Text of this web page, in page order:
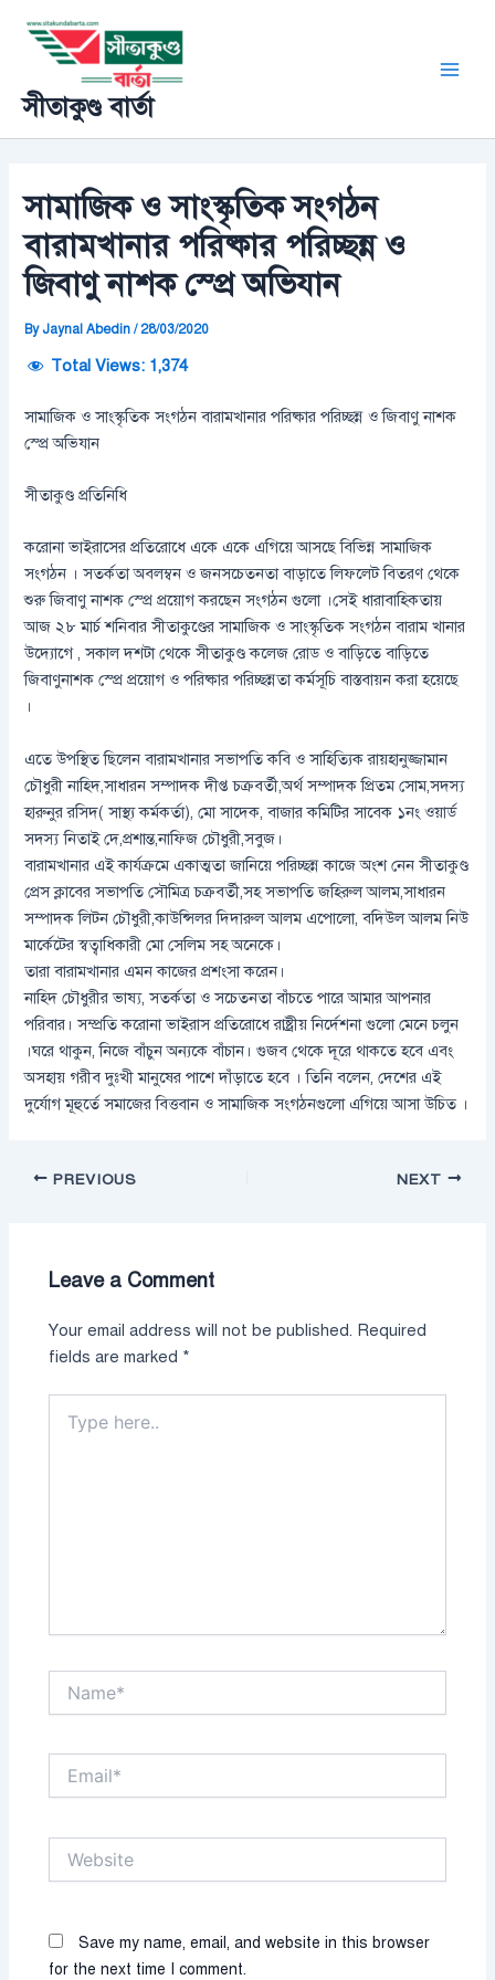
content
সীতাকুণ্ড বার্তা
সামাজিক ও সাংস্কৃতিক সংগঠন
বারামখানার পরিষ্কার পরিচ্ছন্ন ও
জিবাণু নাশক স্প্রে অভিযান
By Jaynal Abedin/ 28/03/2020
Total Views: 1,374
সামাজিক ও সাংস্কৃতিক সংগঠন বারামখানার পরিষ্কার পরিচ্ছন্ন ও জিবাণু নাশক
স্প্রে অভিযান
সীতাকুণ্ড প্রতিনিধি
করোনা ভাইরাসের প্রতিরোধে একে একে এগিয়ে আসছে বিভিন্ন সামাজিক
সংগঠন । সতর্কতা অবলম্বন ও জনসচেতনতা বাড়াতে লিফলেট বিতরণ থেকে
শুরু জিবাণু নাশক স্প্রে প্রয়োগ করছেন সংগঠন গুলো ।সেই ধারাবাহিকতায়
আজ ২৮ মার্চ শনিবার সীতাকুণ্ডের সামাজিক ও সাংস্কৃতিক সংগঠন বারাম খানার
উদ্যোগে , সকাল দশটা থেকে সীতাকুণ্ড কলেজ রোড ও বাড়িতে বাড়িতে
জিবাণুনাশক স্প্রে প্রয়োগ ও পরিষ্কার পরিচ্ছন্নতা কর্মসূচি বাস্তবায়ন করা হয়েছে
।
এতে উপস্থিত ছিলেন বারামখানার সভাপতি কবি ও সাহিত্যিক রায়হানুজ্জামান
চৌধুরী নাহিদ,সাধারন সম্পাদক দীপ্ত চক্রবর্তী,অর্থ সম্পাদক প্রিতম সোম,সদস্য
হারুনুর রসিদ( সাস্থ্য কর্মকর্তা), মো সাদেক, বাজার কমিটির সাবেক ১নং ওয়ার্ড
সদস্য নিতাই দে,প্রশান্ত,নাফিজ চৌধুরী,সবুজ।
বারামখানার এই কার্যক্রমে একাত্মতা জানিয়ে পরিচ্ছন্ন কাজে অংশ নেন সীতাকুণ্ড
প্রেস ক্লাবের সভাপতি সৌমিত্র চক্রবর্তী,সহ সভাপতি জহিরুল আলম,সাধারন
সম্পাদক লিটন চৌধুরী,কাউন্সিলর দিদারুল আলম এপোলো, বদিউল আলম নিউ
মার্কেটের স্বত্বাধিকারী মো সেলিম সহ অনেকে।
তারা বারামখানার এমন কাজের প্রশংসা করেন।
নাহিদ চৌধুরীর ভাষ্য, সতর্কতা ও সচেতনতা বাঁচতে পারে আমার আপনার
পরিবার। সম্প্রতি করোনা ভাইরাস প্রতিরোধে রাষ্ট্রীয় নির্দেশনা গুলো মেনে চলুন
।ঘরে থাকুন, নিজে বাঁচুন অন্যকে বাঁচান। গুজব থেকে দূরে থাকতে হবে এবং
অসহায় গরীব দুঃখী মানুষের পাশে দাঁড়াতে হবে । তিনি বলেন, দেশের এই
দুর্যোগ মূহুর্তে সমাজের বিত্তবান ও সামাজিক সংগঠনগুলো এগিয়ে আসা উচিত ।
navigation
PREVIOUS NEXT
Leave a Comment
Your email address will not be published. Required
fields are marked *
here..
Save my name, email, and website in this browser
for the next time I comment.